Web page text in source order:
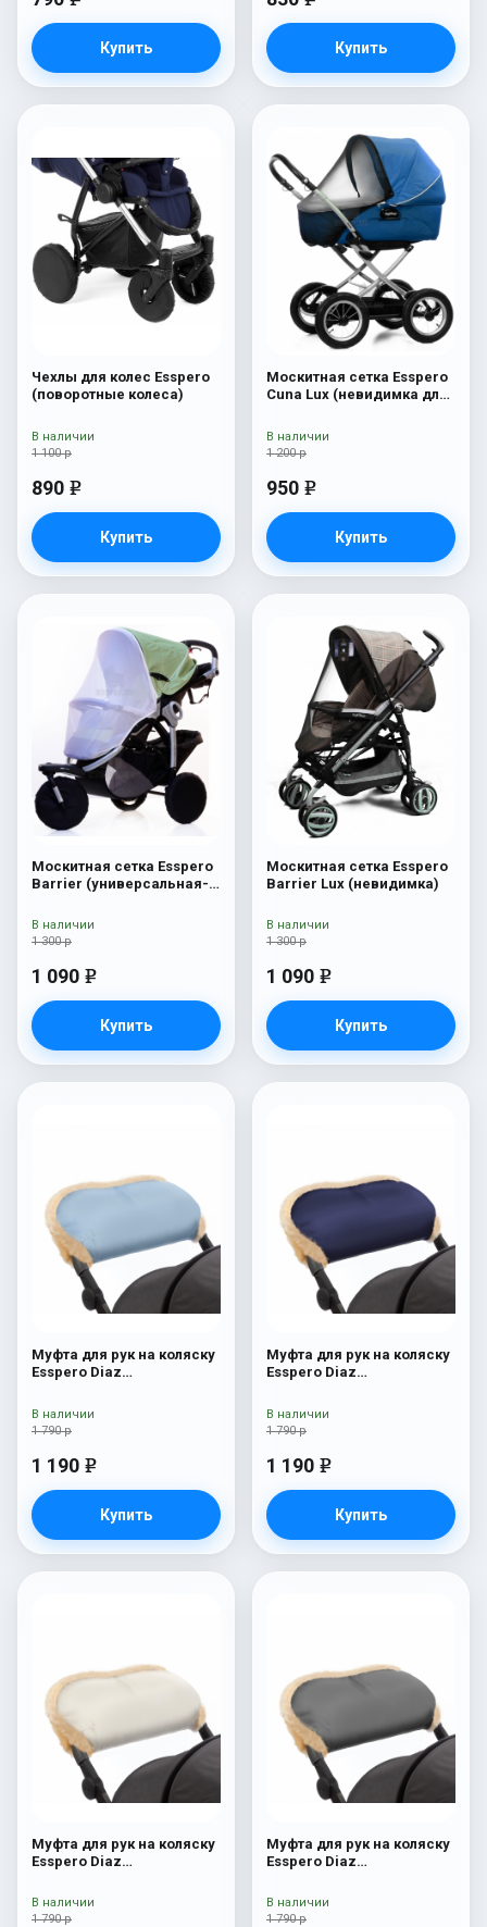
Купить Купить
Чехлы для колес Esspero
(поворотные колеса)
1 100 р
890 e
Купить
В наличии
Москитная сетка Esspero
Cuna Lux (невидимка для
1 200 р
950 e
Купить
В наличии
Москитная сетка Esspero
Barrier (универсальная-
1 300 р
1 090 e
Купить
В наличии
Москитная сетка Esspero
Barrier Lux (невидимка)
1 300 р
1 090 e
Купить
В наличии
Муфта для рук на коляску
Esspero Diaz
Blue Mountain
1 790 р
1 190 e
Купить
В наличии
Муфта для рук на коляску
Esspero Diaz
Navy
1 790 р
1 190 e
Купить
В наличии
Муфта для рук на коляску
Esspero Diaz
Beige
1 790 р
В наличии
Муфта для рук на коляску
Esspero Diaz
Grey
1 790 р
В наличии